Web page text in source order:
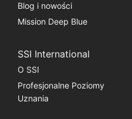
Blog i nowości
Mission Deep Blue
SSI International
O SSI
Profesjonalne Poziomy
Uznania